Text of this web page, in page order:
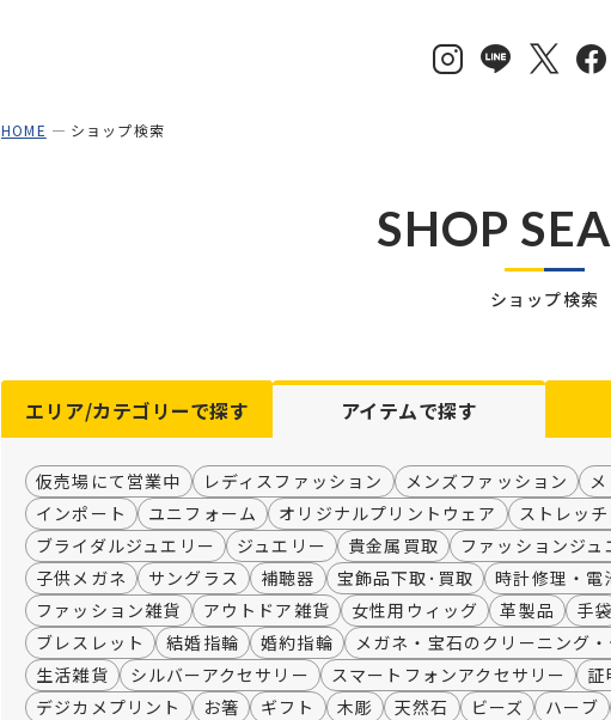
HOME ショップ検索
SHOP
ショップ検索
エリア/カテゴリーで探す アイテムで探す
仮売場にて営業中 レディスファッション メンズファッション
インポート
ユニフォーム オリジナルプリントウェア ストレッ
ブライダルジュエリー
ジュエリー 貴金属買取 ファッションジュ
子供メガネ
サングラス 補聴器 宝飾品下取･買取 時計修理・電
ファッション雑貨
アウトドア雑貨 女性用ウィッグ 革製品 手袋
ブレスレット
結婚指輪 婚約指輪 メガネ・宝石のクリーニング
生活雑貨
シルバーアクセサリー スマートフォンアクセサリー 証
デジカメプリント
お箸 ギフト 木彫 天然石 ビーズ ハーブ